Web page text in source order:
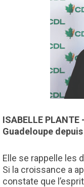
ISABELLE PLANTE
Guadeloupe
Elle se rappelle les
Si la croissance a
constate que